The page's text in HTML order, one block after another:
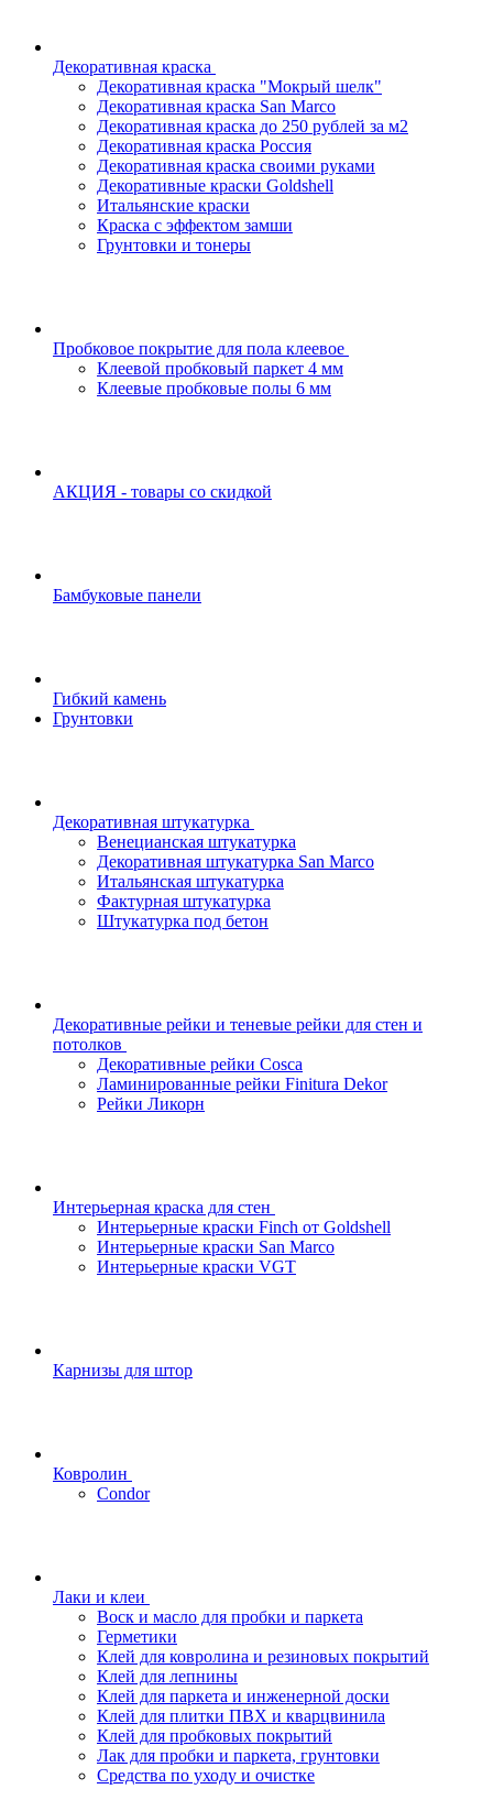
Декоративная краска
Декоративная краска "Мокрый шелк"
Декоративная краска San Marco
Декоративная краска до 250 рублей за м2
Декоративная краска Россия
Декоративная краска своими руками
Декоративные краски Goldshell
Итальянские краски
Краска с эффектом замши
Грунтовки и тонеры
Пробковое покрытие для пола клеевое
Клеевой пробковый паркет 4 мм
Клеевые пробковые полы 6 мм
АКЦИЯ - товары со скидкой
Бамбуковые панели
Гибкий камень
Грунтовки
Декоративная штукатурка
Венецианская штукатурка
Декоративная штукатурка San Marco
Итальянская штукатурка
Фактурная штукатурка
Штукатурка под бетон
Декоративные рейки и теневые рейки для стен и
потолков
Декоративные рейки Cosca
Ламинированные рейки Finitura Dekor
Рейки Ликорн
Интерьерная краска для стен
Интерьерные краски Finch от Goldshell
Интерьерные краски San Marco
Интерьерные краски VGT
Карнизы для штор
Ковролин
Condor
Лаки и клеи
Воск и масло для пробки и паркета
Герметики
Клей для ковролина и резиновых покрытий
Клей для лепнины
Клей для паркета и инженерной доски
Клей для плитки ПВХ и кварцвинила
Клей для пробковых покрытий
Лак для пробки и паркета, грунтовки
Средства по уходу и очистке